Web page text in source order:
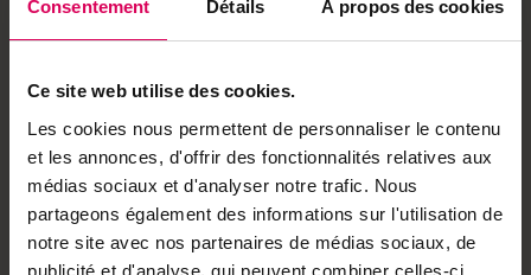
Consentement Détails À propos des cookies
Ce site web utilise des cookies.
Les cookies nous permettent de personnaliser le contenu
et les annonces, d'offrir des fonctionnalités relatives aux
médias sociaux et d'analyser notre trafic. Nous
partageons également des informations sur l'utilisation de
notre site avec nos partenaires de médias sociaux, de
publicité et d'analyse, qui peuvent combiner celles-ci
notre boutique
Découvrez les produits